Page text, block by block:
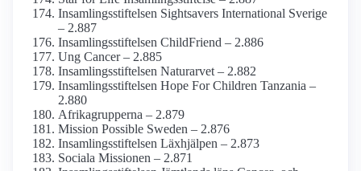
Insamlings­stiftelsen Sightsavers International Sverige
– 2.887
Insamlings­stiftelsen ChildFriend – 2.886
Ung Cancer – 2.885
Insamlings­stiftelsen Naturarvet – 2.882
Insamlings­stiftelsen Hope For Children Tanzania –
2.880
Afrikagrupperna – 2.879
Mission Possible Sweden – 2.876
Insamlings­stiftelsen Läxhjälpen – 2.873
Sociala Missionen – 2.871